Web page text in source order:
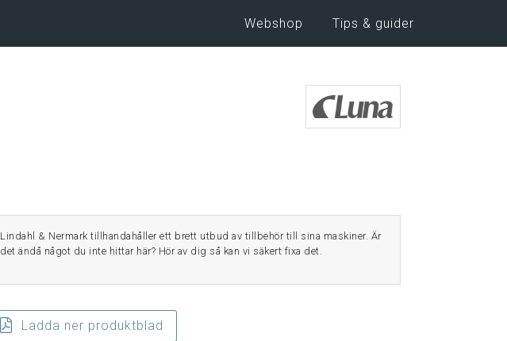
Webshop Tips & guider
Lindahl & Nermark tillhandahåller ett brett utbud av tillbehör till sina maskiner. Är
det ändå något du inte hittar här? Hör av dig så kan vi säkert fixa det.
Ladda ner produktblad